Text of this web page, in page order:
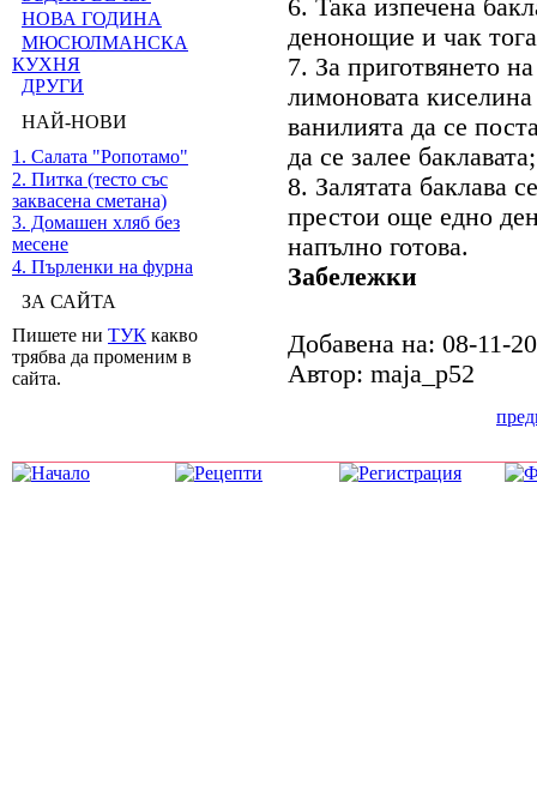
НОВА ГОДИНА
МЮСЮЛМАНСКА
КУХНЯ
ДРУГИ
НАЙ-НОВИ
1. Салата "Ропотамо"
2. Питка (тесто със
заквасена сметана)
3. Домашен хляб без
месене
4. Пърленки на фурна
ЗА САЙТА
Пишете ни ТУК какво
трябва да променим в
сайта.
6. Така изпечена
денонощие и чак
7. За приготвянето
лимоновата
ванилията да се
да се залее баклавата;
8. Залятата баклава
престои още едно
напълно готова.
Забележки
Добавена на: 08-11-
Автор: maja_p52